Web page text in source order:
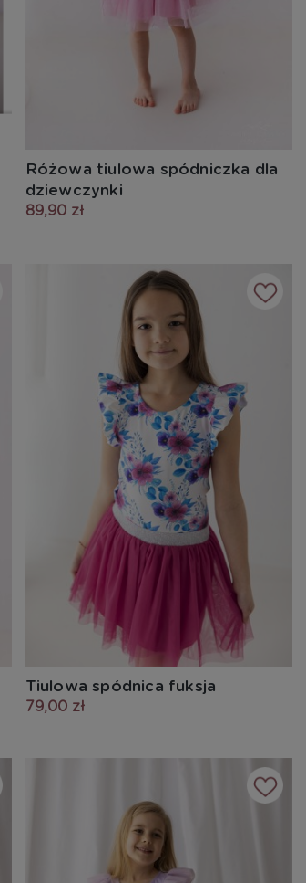
Różowa tiulowa spódniczka dla
dziewczynki
89,90 zł
Tiulowa spódnica fuksja
79,00 zł